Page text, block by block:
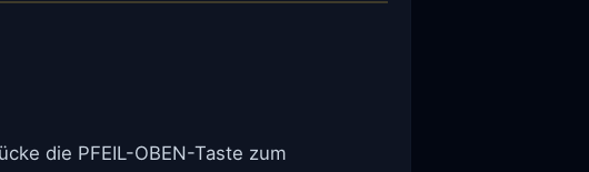
die PFEIL-OBEN-Taste zum